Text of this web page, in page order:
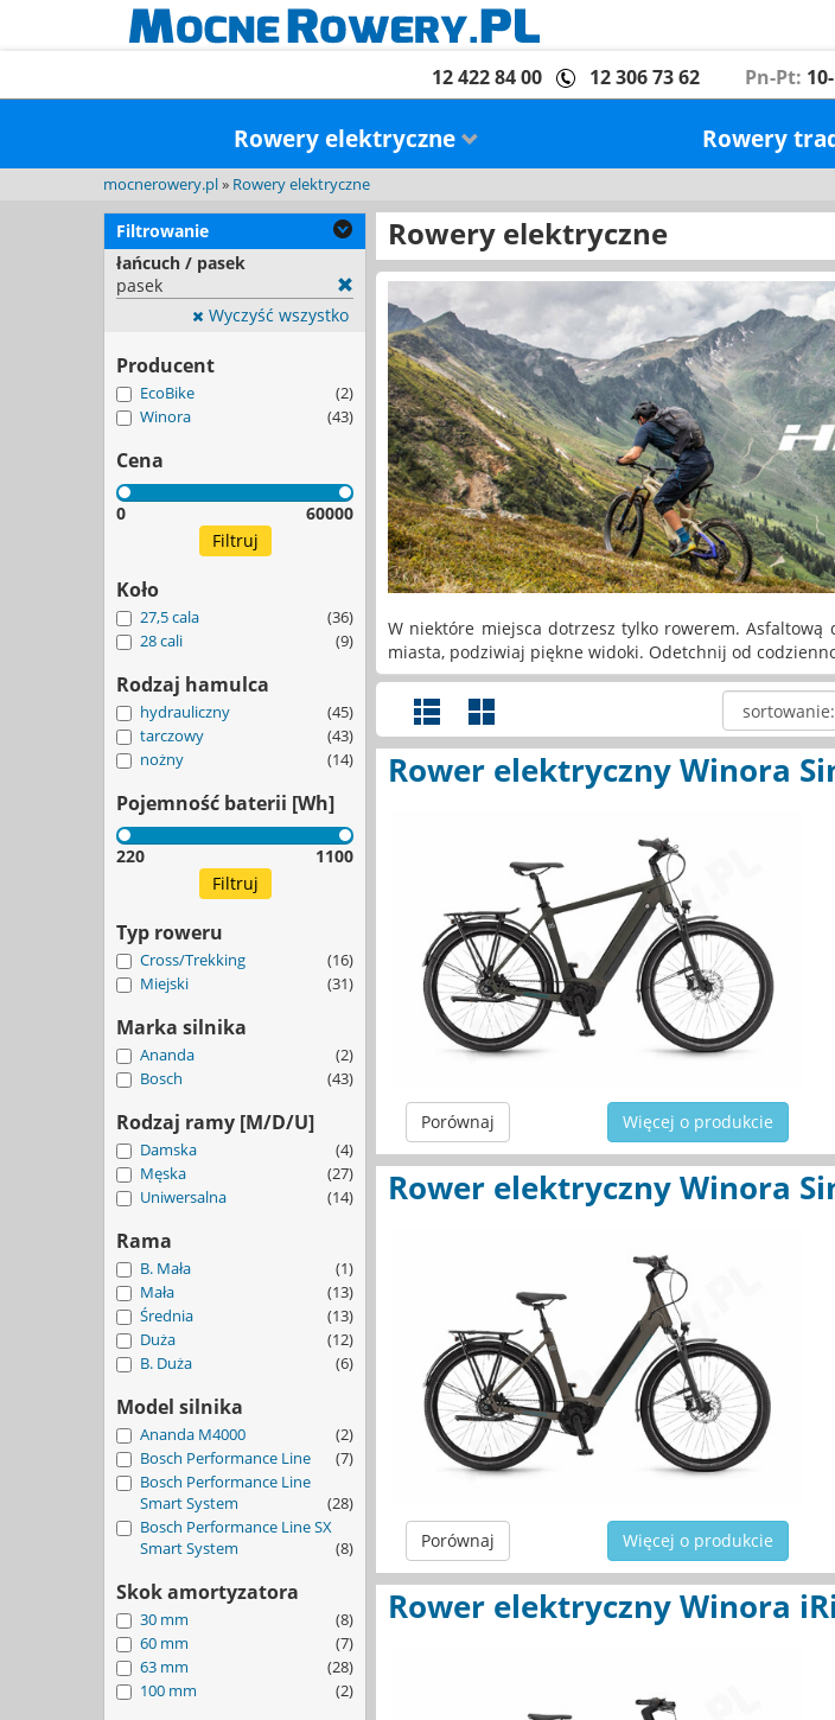
12 422 84 00 12 306 73 62 Pn-Pt:
Rowery elektryczne Rowery
mocnerowery.pl» Rowery elektryczne
Filtrowanie
łańcuch / pasek
pasek
Wyczyść wszystko
Producent
EcoBike
(2)
Winora
(43)
Cena
0 60000
Koło
27,5 cala
(36)
28 cali
(9)
Rodzaj hamulca
hydrauliczny
(45)
tarczowy
(43)
nożny
(14)
Pojemność baterii [Wh]
220 1100
Typ roweru
Cross/Trekking
(16)
Miejski
(31)
Marka silnika
Ananda
(2)
Bosch
(43)
Rodzaj ramy [M/D/U]
Damska
(4)
Męska
(27)
Uniwersalna
(14)
Rama
B. Mała
(1)
Mała
(13)
Średnia
(13)
Duża
(12)
B. Duża
(6)
Model silnika
Ananda M4000
(2)
Bosch Performance Line
(7)
Bosch Performance Line
Smart System
(28)
Bosch Performance Line SX
Smart System
(8)
Skok amortyzatora
30 mm
(8)
60 mm
(7)
63 mm
(28)
100 mm
(2)
Rowery elektryczne
W niektóre miejsca dotrzesz tylko rowerem.
miasta, podziwiaj piękne widoki. Odetchnij od
Rower elektryczny Winora
Porównaj Więcej o produkcie
Rower elektryczny Winora
Porównaj Więcej o produkcie
Rower elektryczny Winora